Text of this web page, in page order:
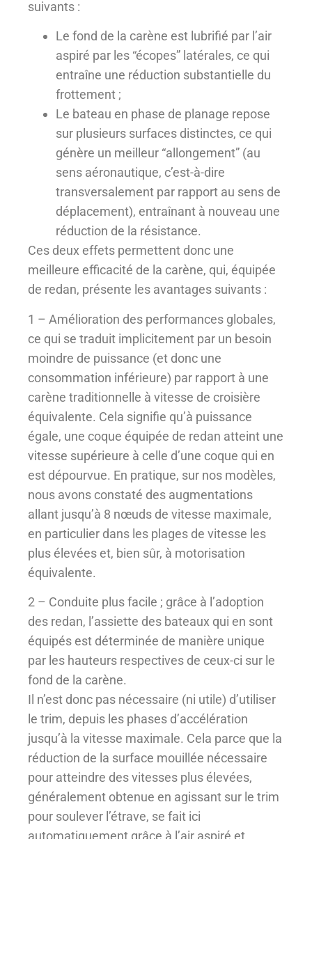
suivants :
Le fond de la carène est lubrifié par l’air
aspiré par les “écopes” latérales, ce qui
entraîne une réduction substantielle du
frottement ;
Le bateau en phase de planage repose
sur plusieurs surfaces distinctes, ce qui
génère un meilleur “allongement” (au
sens aéronautique, c’est-à-dire
transversalement par rapport au sens de
déplacement), entraînant à nouveau une
réduction de la résistance.
Ces deux effets permettent donc une
meilleure efficacité de la carène, qui, équipée
de redan, présente les avantages suivants :
1 – Amélioration des performances globales,
ce qui se traduit implicitement par un besoin
moindre de puissance (et donc une
consommation inférieure) par rapport à une
carène traditionnelle à vitesse de croisière
équivalente. Cela signifie qu’à puissance
égale, une coque équipée de redan atteint une
vitesse supérieure à celle d’une coque qui en
est dépourvue. En pratique, sur nos modèles,
nous avons constaté des augmentations
allant jusqu’à 8 nœuds de vitesse maximale,
en particulier dans les plages de vitesse les
plus élevées et, bien sûr, à motorisation
équivalente.
2 – Conduite plus facile ; grâce à l’adoption
des redan, l’assiette des bateaux qui en sont
équipés est déterminée de manière unique
par les hauteurs respectives de ceux-ci sur le
fond de la carène.
Il n’est donc pas nécessaire (ni utile) d’utiliser
le trim, depuis les phases d’accélération
jusqu’à la vitesse maximale. Cela parce que la
réduction de la surface mouillée nécessaire
pour atteindre des vitesses plus élevées,
généralement obtenue en agissant sur le trim
pour soulever l’étrave, se fait ici
automatiquement grâce à l’air aspiré et